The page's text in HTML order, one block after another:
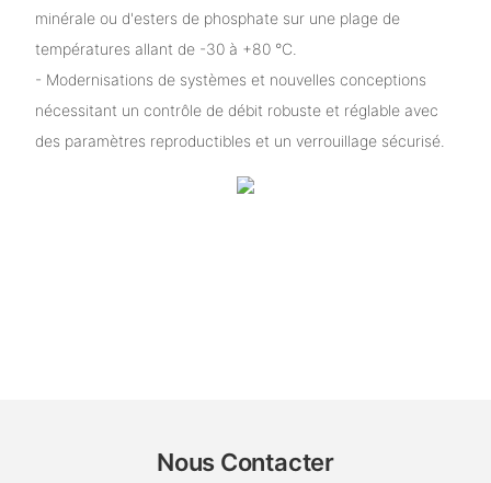
minérale ou d'esters de phosphate sur une plage de
températures allant de -30 à +80 °C.
- Modernisations de systèmes et nouvelles conceptions
nécessitant un contrôle de débit robuste et réglable avec
des paramètres reproductibles et un verrouillage sécurisé.
Nous Contacter